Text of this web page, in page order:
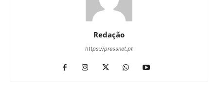
Redação
https://pressnet.pt